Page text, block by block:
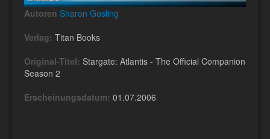
Autoren Sharon Gosling
Verlag: Titan Books
Original-Titel: Stargate: Atlantis - The Official Companion
Season 2
Erscheinungsdatum: 01.07.2006